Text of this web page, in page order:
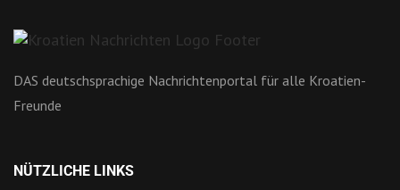
DAS deutschsprachige Nachrichtenportal für alle Kroatien-
Freunde
NÜTZLICHE LINKS